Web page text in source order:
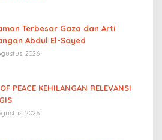
Terbesar Gaza dan Arti
Abdul El-Sayed
2026
PEACE KEHILANGAN RELEVANSI
2026